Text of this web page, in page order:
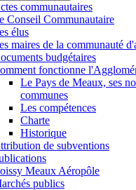
communautaires
Conseil Communautaire
élus
maires de la communauté
budgétaires
fonctionne
Le Pays de Meaux, ses
communes
Les compétences
Charte
Historique
de subventions
Meaux Aéropôle
publics